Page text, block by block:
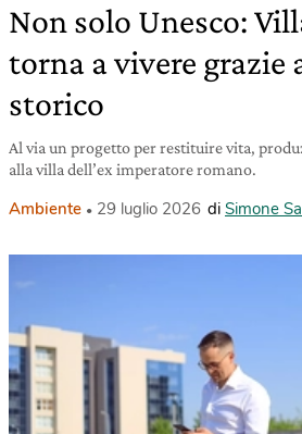
Non solo Unesco:
torna a vivere grazie
storico
Al via un progetto per restituire vita,
alla villa dell’ex imperatore romano.
Ambiente 29 luglio 2026 di Simone